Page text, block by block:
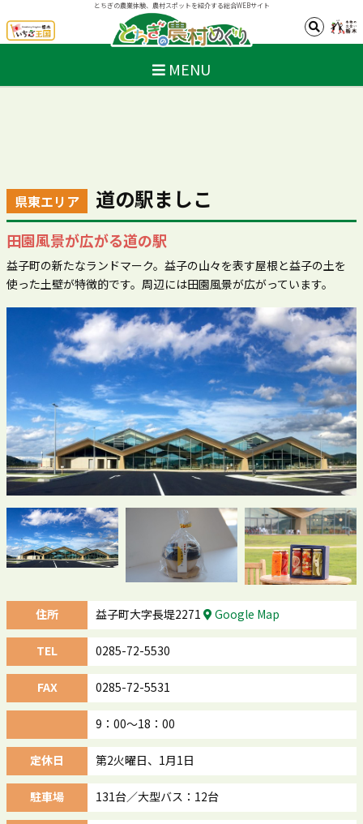
とちぎの農業体験、農村スポットを紹介する総合WEBサイト
MENU
県東エリア 道の駅ましこ
田園風景が広がる道の駅
益子町の新たなランドマーク。益子の山々を表す屋根と益子の土を
使った土壁が特徴的です。周辺には田園風景が広がっています。
住所 益子町大字長堤2271 Google Map
TEL 0285-72-5530
FAX 0285-72-5531
9：00～18：00
定休日 第2火曜日、1月1日
駐車場 131台／大型バス：12台